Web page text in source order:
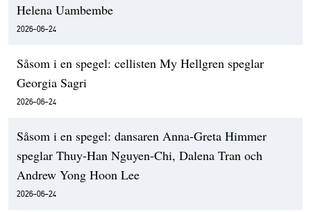
Helena Uambembe
2026-06-24
Såsom i en spegel: cellisten My Hellgren speglar
Georgia Sagri
2026-06-24
Såsom i en spegel: dansaren Anna-Greta Himmer
speglar Thuy-Han Nguyen-Chi, Dalena Tran och
Andrew Yong Hoon Lee
2026-06-24